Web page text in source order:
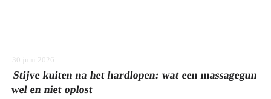
30 juni 2026
Stijve kuiten na het hardlopen: wat een massagegun
wel en niet oplost